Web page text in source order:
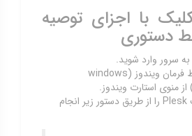
با اجزای توصیه
دستوری
راه اندازی خط فرمان ویندوز (windows
بارگیری نصب Plesk را از طریق دستور زیر انجام